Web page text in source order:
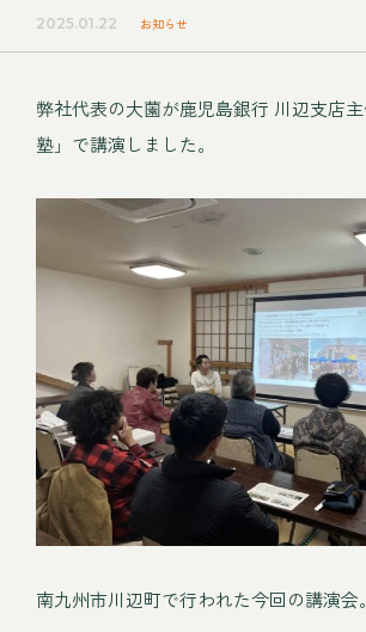
2025.01.22 お知らせ
弊社代表の大薗が鹿児島銀行 川辺支店
塾」で講演しました。
南九州市川辺町で行われた今回の講演会。